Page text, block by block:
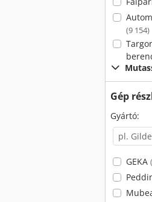
(9 154)
Gép
Gyártó:
GEKA